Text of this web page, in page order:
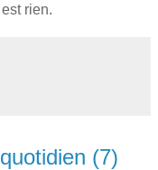
rien.
(7)